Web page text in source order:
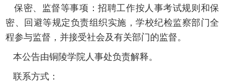
保密、监督等事项：招聘工作按人事考试规则和保
密、回避等规定负责组织实施，学校纪检监察部门全
程参与监督，并接受社会及有关部门的监督。
本公告由铜陵学院人事处负责解释。
联系方式：